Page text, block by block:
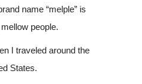
name “melple” is
people.
I traveled around the
States.